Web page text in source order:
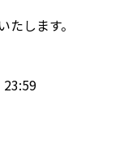
します。